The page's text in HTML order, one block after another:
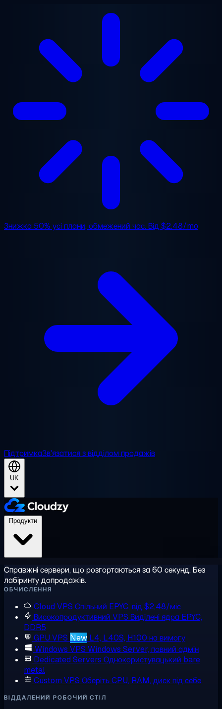
Знижка 50% усі плани, обмежений час. Від$2.48/mo
ПідтримкаЗв'язатися з відділом продажів
UK
Справжні сервери, що розгортаються за 60 секунд. Без
лабіринту допродажів.
ОБЧИСЛЕННЯ
Cloud VPS Спільний EPYC, від $2,48/міс
Високопродуктивний VPS Виділені ядра EPYC,
DDR5
GPU VPS New L4, L40S, H100 на вимогу
Windows VPS Windows Server, повний адмін
Dedicated Servers Однокористувацький bare
metal
Custom VPS Оберіть CPU, RAM, диск під себе
ВІДДАЛЕНИЙ РОБОЧИЙ СТІЛ